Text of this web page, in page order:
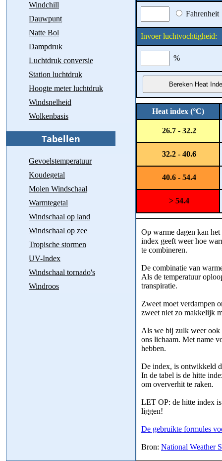
Windchill
Dauwpunt
Natte Bol
Dampdruk
Luchtdruk conversie
Station luchtdruk
Hoogte meter luchtdruk
Windsnelheid
Wolkenbasis
Gevoelstemperatuur
Koudegetal
Molen Windschaal
Warmtegetal
Windschaal op land
Windschaal op zee
Tropische stormen
UV-Index
Windschaal tornado's
Windroos
Fahrenheit
Invoer luchtvochtigheid:
%
Heat index (°C)
26.7 - 32.2
32.2 - 40.6
40.6 - 54.4
> 54.4
Op warme dagen kan
index geeft weer hoe
te combineren.
De combinatie van
Als de temperatuur
transpiratie.
Zweet moet verdampen
zweet niet zo makkelijk
Als we bij zulk weer ook
ons lichaam. Met name
hebben.
De index, is ontwikkeld
In de tabel is de hitte
om oververhit te raken.
LET OP: de hitte index
liggen!
De gebruikte formules
Bron: National Weather